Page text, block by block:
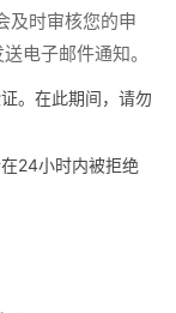
及时审核您的申
电子邮件通知。
。在此期间，请勿
24小时内被拒绝